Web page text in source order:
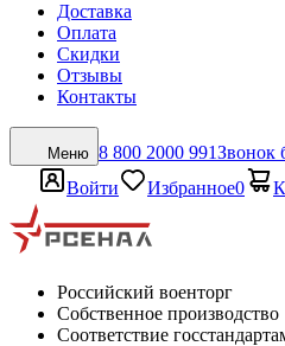
Доставка
Оплата
Скидки
Отзывы
Контакты
Меню 8 800 2000 991Звонок
Войти
Избранное0
Российский военторг
Собственное производство
Соответствие